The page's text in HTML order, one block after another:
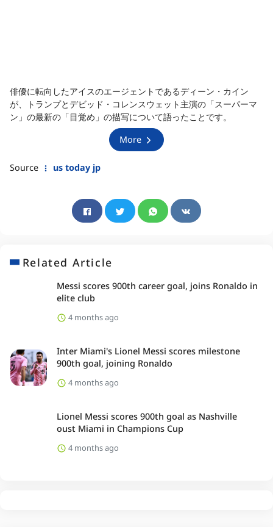
俳優に転向したアイスのエージェントであるディーン・カイン
が、トランプとデビッド・コレンスウェット主演の「スーパーマ
ン」の最新の「目覚め」の描写について語ったことです。
More
Source us today jp
Related Article
Messi scores 900th career goal, joins Ronaldo in
elite club
4 months ago
Inter Miami's Lionel Messi scores milestone
900th goal, joining Ronaldo
4 months ago
Lionel Messi scores 900th goal as Nashville
oust Miami in Champions Cup
4 months ago